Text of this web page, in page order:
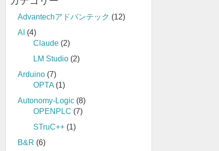
Advantechアドバンテック (12)
AI (4)
Claude (2)
LM Studio (2)
Arduino (7)
OPTA (1)
Autonomy-Logic (8)
OPENPLC (7)
STruC++ (1)
B&R (6)